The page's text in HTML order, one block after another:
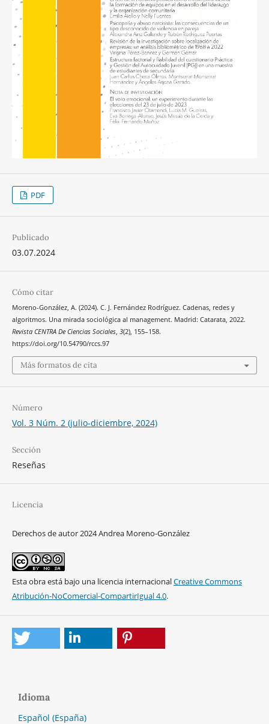
PDF
Publicado
03.07.2024
Cómo citar
Moreno-González, A. (2024). C. J. Fernández Rodríguez. Cadenas, redes y
algoritmos. Una mirada sociológica al management. Madrid: Catarata, 2022.
Revista CENTRA De Ciencias Sociales, 3(2), 155–158.
https://doi.org/10.54790/rccs.97
Más formatos de cita
Número
Vol. 3 Núm. 2 (julio-diciembre, 2024)
Sección
Reseñas
Licencia
Derechos de autor 2024 Andrea Moreno-González
Esta obra está bajo una licencia internacionalCreative Commons
Atribución-NoComercial-CompartirIgual 4.0.
Idioma
Español (España)